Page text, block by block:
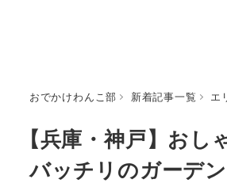
おでかけわんこ部 新着記事一覧 エ
【兵庫・神戸】お
バッチリのガーデ